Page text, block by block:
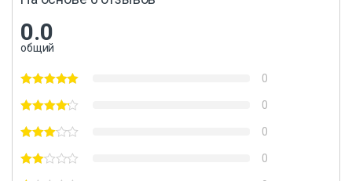
0.0
общий
0
0
0
0